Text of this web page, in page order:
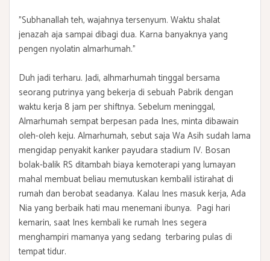
"Subhanallah teh, wajahnya tersenyum. Waktu shalat
jenazah aja sampai dibagi dua. Karna banyaknya yang
pengen nyolatin almarhumah."
Duh jadi terharu. Jadi, alhmarhumah tinggal bersama
seorang putrinya yang bekerja di sebuah Pabrik dengan
waktu kerja 8 jam per shiftnya. Sebelum meninggal,
Almarhumah sempat berpesan pada Ines, minta dibawain
oleh-oleh keju. Almarhumah, sebut saja Wa Asih sudah lama
mengidap penyakit kanker payudara stadium IV. Bosan
bolak-balik RS ditambah biaya kemoterapi yang lumayan
mahal membuat beliau memutuskan kembalil istirahat di
rumah dan berobat seadanya. Kalau Ines masuk kerja, Ada
Nia yang berbaik hati mau menemani ibunya. Pagi hari
kemarin, saat Ines kembali ke rumah Ines segera
menghampiri mamanya yang sedang terbaring pulas di
tempat tidur.